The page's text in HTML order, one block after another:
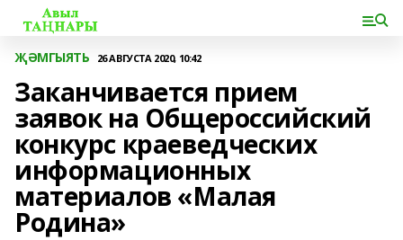
ҖӘМГЫЯТЬ 26 АВГУСТА 2020, 10:42
Заканчивается прием
заявок на Общероссийский
конкурс краеведческих
информационных
материалов «Малая
Родина»